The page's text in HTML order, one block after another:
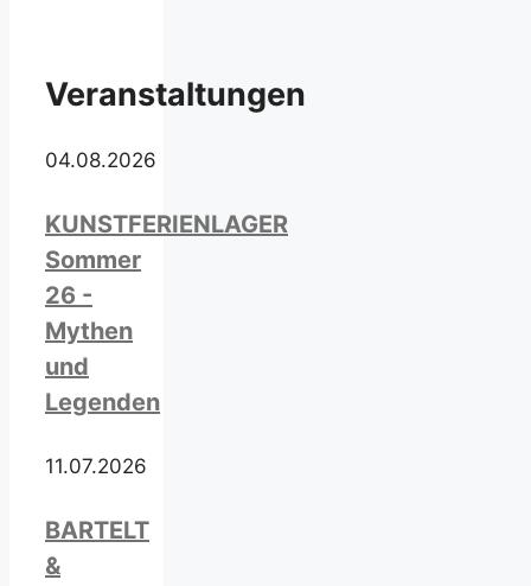
Veranstaltungen
04.08.2026
KUNSTFERIENLAGER
Sommer
26 -
Mythen
und
Legenden
11.07.2026
BARTELT
&